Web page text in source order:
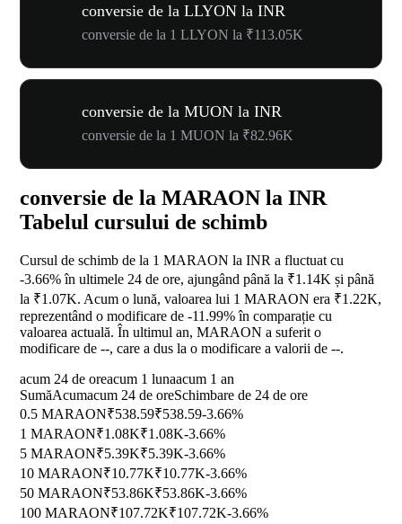
conversie de la LLYON la INR
conversie de la 1 LLYON la ₹113.05K
conversie de la MUON la INR
conversie de la 1 MUON la ₹82.96K
conversie de la MARAON la INR
Tabelul cursului de schimb
Cursul de schimb de la 1 MARAON la INR a fluctuat cu
-3.66%în ultimele 24 de ore, ajungând până la ₹1.14K și până
la ₹1.07K. Acum o lună, valoarea lui 1 MARAON era ₹1.22K,
reprezentând o modificare de -11.99%în comparație cu
valoarea actuală. În ultimul an, MARAON a suferit o
modificare de --, care a dus la o modificare a valorii de --.
acum 24 de oreacum 1 lunaacum 1 an
SumăAcumacum 24 de oreSchimbare de 24 de ore
0.5 MARAON₹538.59₹538.59-3.66%
1 MARAON₹1.08K₹1.08K-3.66%
5 MARAON₹5.39K₹5.39K-3.66%
10 MARAON₹10.77K₹10.77K-3.66%
50 MARAON₹53.86K₹53.86K-3.66%
100 MARAON₹107.72K₹107.72K-3.66%